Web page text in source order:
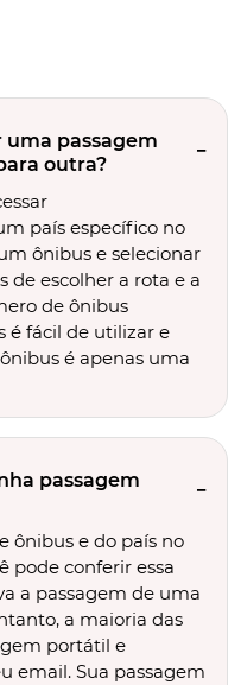
uma passagem
outra?
país específico no
ônibus e selecionar
de escolher a rota e a
de ônibus
é fácil de utilizar e
é apenas uma
passagem
ônibus e do país no
pode conferir essa
a passagem de uma
a maioria das
portátil e
email. Sua passagem